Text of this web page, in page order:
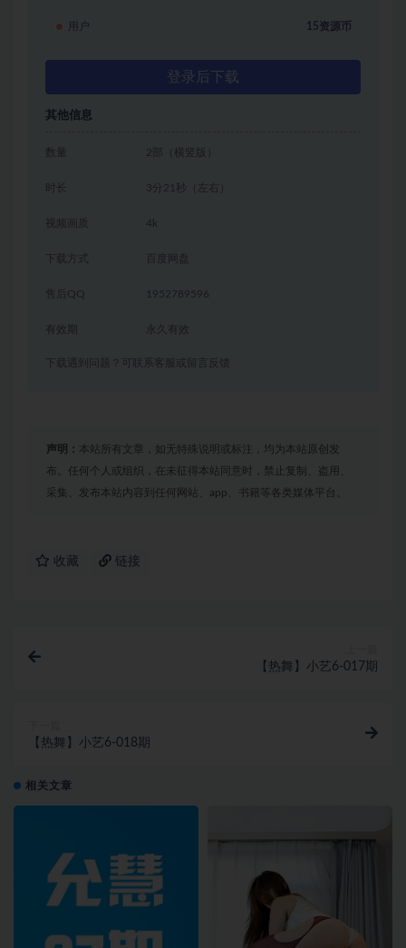
用户 15资源币
登录后下载
其他信息
数量 2部（横竖版）
时长 3分21秒（左右）
视频画质 4k
下载方式 百度网盘
售后QQ 1952789596
有效期 永久有效
下载遇到问题？可联系客服或留言反馈
声明： 本站所有文章，如无特殊说明或标注，均为本站原创发
布。任何个人或组织，在未征得本站同意时，禁止复制、盗用、
采集、发布本站内容到任何网站、app、书籍等各类媒体平台。
收藏 链接
【热舞】小艺6-017期
【热舞】小艺6-018期
相关文章